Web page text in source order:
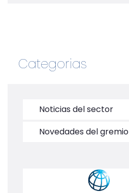
Categorias
Noticias del sector
Novedades del gremio